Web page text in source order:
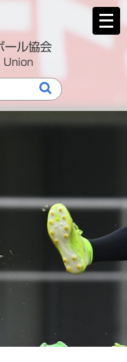
ール協会
Union
メ
ニ
ュ
く